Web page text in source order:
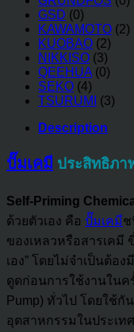
GSD (0)
KAWAMOTO (2)
KUOBAO (2)
NIKKISO (3)
QEEHUA (0)
SEKO (4)
TSURUMI
(3)
Description
ปั๊มเคมี ประสิทธิภา
Self-Priming
ด้วยตัวเอง คือ ปั๊มเคมีช
ของเหลวหรือสารเคมี
เอง” โดยไม่จำเป็นต้อ
ดูดก่อนการใช้งานในค
Pump) ทั่วไป โดยใช้
อุตสาหกรรมในประเท